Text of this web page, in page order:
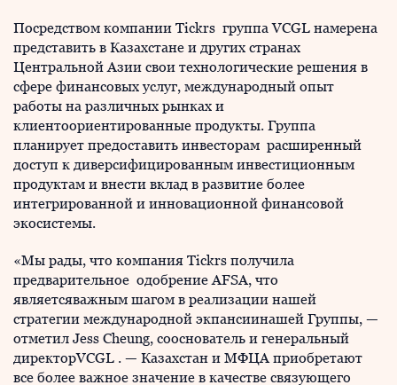
Посредством компании Tickrs группа VCGL намерена
представить в Казахстане и других странах
Центральной Азии свои технологические решения в
сфере финансовых услуг, международный опыт
работы на различных рынках и
клиентоориентированные продукты. Группа
планирует предоставить инвесторам расширенный
доступ к диверсифицированным инвестиционным
продуктам и внести вклад в развитие более
интегрированной и инновационной финансовой
экосистемы.
«Мы рады, что компания Tickrs получила
предварительное одобрение AFSA, что
являетсяважным шагом в реализации нашей
стратегии международной экпансиинашей Группы, —
отметил Jess Cheung, сооснователь и генеральный
директорVCGL . — Казахстан и МФЦА приобретают
все более важное значение в качестве связующего